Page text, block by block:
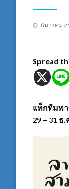
Posted
ธันวาคม
Spread
แท็กทีมพา
29 – 31 ธ